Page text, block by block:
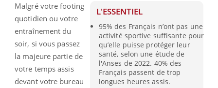
L'ESSENTIEL
95% des Français n’ont pas une
activité sportive suffisante pour
qu’elle puisse protéger leur
santé, selon une étude de
l'Anses de 2022. 40% des
Français passent de trop
longues heures assis.
Malgré votre footing
quotidien ou votre
entraînement du
soir, si vous passez
la majeure partie de
votre temps assis
devant votre bureau